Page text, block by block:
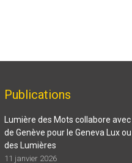
Publications
Lumière des Mots collabore
de Genève pour le Geneva Lux
des Lumières
11 janvier 2026